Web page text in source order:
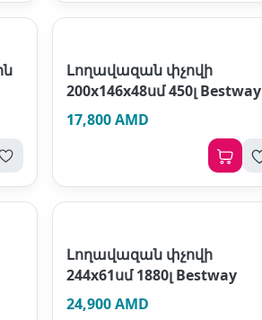
Լողավազան փչովի
200х146х48սմ 450լ Bestway
17,800 AMD
Լողավազան փչովի
244х61սմ 1880լ Bestway
24,900 AMD